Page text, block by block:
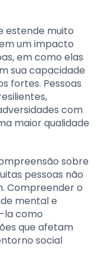
estende muito
um impacto
em como elas
sua capacidade
fortes. Pessoas
com
maior qualidade
sobre
pessoas não
Compreender o
mental e
la como
que afetam
social